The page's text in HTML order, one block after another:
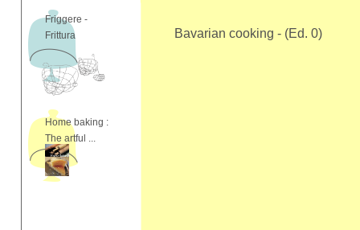
Friggere -
Frittura
Home baking :
The artful ...
Bavarian cooking - (Ed. 0)